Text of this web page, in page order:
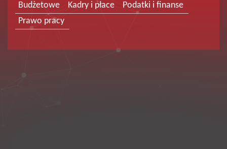
Budżetowe Kadry i płace
Podatki i finanse
Prawo pracy